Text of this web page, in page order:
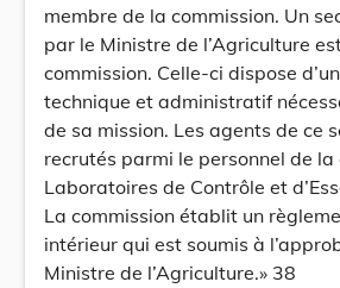
membre de la commission. Un
par le Ministre de l’Agriculture
commission. Celle-ci dispose
technique et administratif
de sa mission. Les agents de ce
recrutés parmi le personnel de la
Laboratoires de Contrôle et
La commission établit un
intérieur qui est soumis à
Ministre de l’Agriculture.» 38